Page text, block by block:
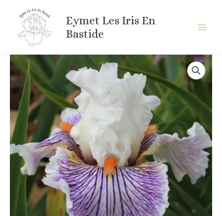
contenu
Eymet Les Iris En
Bastide